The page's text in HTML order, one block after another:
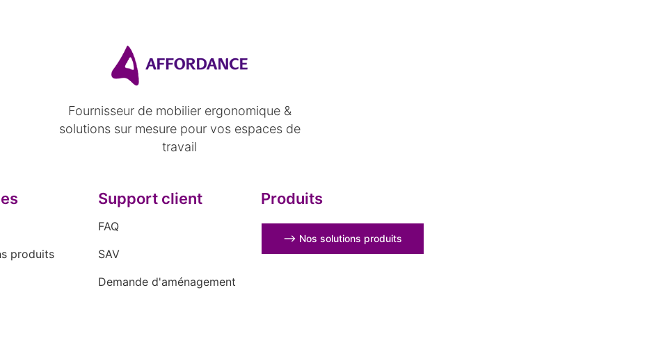
Fournisseur de mobilier ergonomique &
solutions sur mesure pour vos espaces de
travail
produits
Support client
FAQ
SAV
Demande d'aménagement
Produits
⟶ Nos solutions produits